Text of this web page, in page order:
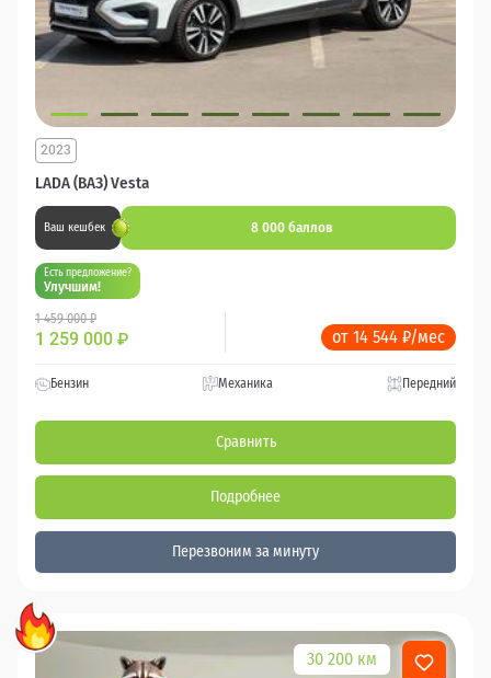
LADA (ВАЗ) Vesta
2023
Ваш кешбек 8 000 баллов
Есть предложение?
Улучшим!
1 459 000 ₽
1 259 000 ₽ от 14 544 ₽/мес
Бензин Механика Передний
Сравнить
Подробнее
Перезвоним за минуту
30 200 км